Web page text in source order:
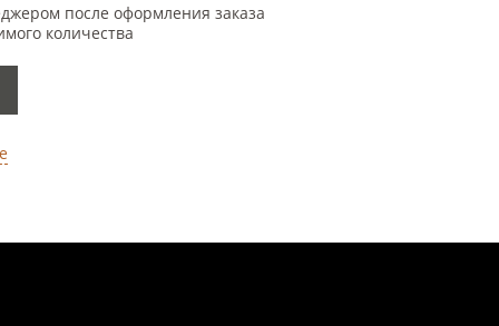
после оформления заказа
количества